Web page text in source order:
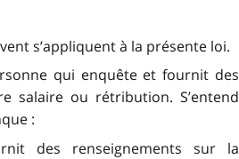
s’appliquent à la présente loi.
qui enquête et fournit des
salaire ou rétribution. S’entend
:
des renseignements sur la